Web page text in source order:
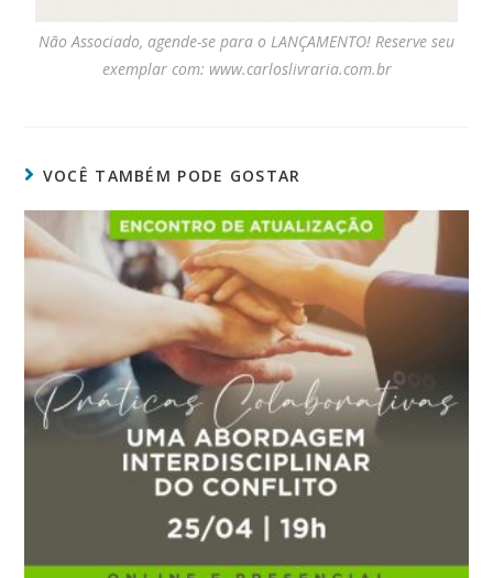
Não Associado, agende-se para o LANÇAMENTO! Reserve seu
exemplar com: www.carloslivraria.com.br
VOCÊ TAMBÉM PODE GOSTAR